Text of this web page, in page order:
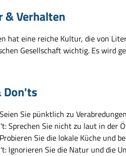
& Verhalten
hat eine reiche Kultur, die von
Gesellschaft wichtig. Es wird
Don'ts
Sie pünktlich zu
Sprechen Sie nicht zu laut in der
Sie die lokale Küche und
Ignorieren Sie die Natur und die